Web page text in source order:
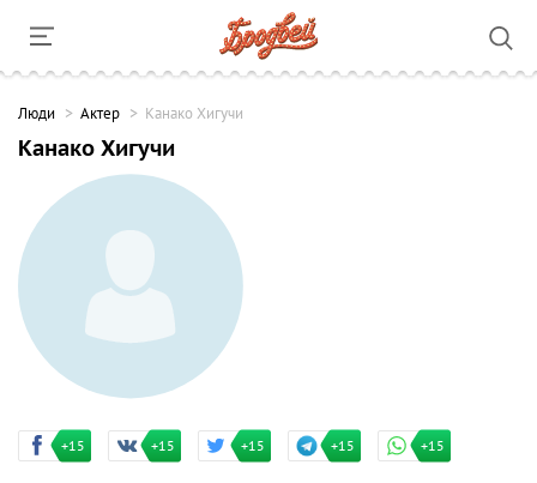
Люди Актер Канако Хигучи
Канако Хигучи
+15 +15 +15 +15 +15